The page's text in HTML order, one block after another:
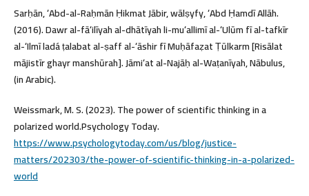
Sarḥān, ʻAbd-al-Raḥmān Ḥikmat Jābir, wālṣyfy, ʻAbd Ḥamdī Allāh.
(2016). Dawr al-fāʻilīyah al-dhātīyah li-muʻallimī al-ʻUlūm fī al-tafkīr
al-ʻIlmī ladá ṭalabat al-ṣaff al-ʻāshir fī Muḥāfaẓat Ṭūlkarm [Risālat
mājistīr ghayr manshūrah]. Jāmiʻat al-Najāḥ al-Waṭanīyah, Nābulus,
(in Arabic).
Weissmark, M. S. (2023). The power of scientific thinking in a
polarized world.Psychology Today.
https://www.psychologytoday.com/us/blog/justice-
matters/202303/the-power-of-scientific-thinking-in-a-polarized-
world